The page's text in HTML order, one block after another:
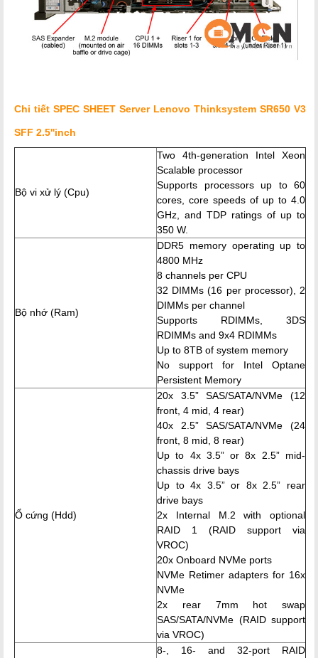
Chi tiết SPEC SHEET Server Lenovo Thinksystem SR650 V3
SFF 2.5''inch
Bộ vi xử lý (Cpu)
Two 4th-generation Intel Xeon
Scalable processor
Supports processors up to 60
cores, core speeds of up to 4.0
GHz, and TDP ratings of up to
350 W.
Bộ nhớ (Ram)
DDR5 memory operating up to
4800 MHz
8 channels per CPU
32 DIMMs (16 per processor), 2
DIMMs per channel
Supports RDIMMs, 3DS
RDIMMs and 9x4 RDIMMs
Up to 8TB of system memory
No support for Intel Optane
Persistent Memory
Ổ cứng (Hdd)
20x 3.5” SAS/SATA/NVMe (12
front, 4 mid, 4 rear)
40x 2.5” SAS/SATA/NVMe (24
front, 8 mid, 8 rear)
Up to 4x 3.5” or 8x 2.5” mid-
chassis drive bays
Up to 4x 3.5” or 8x 2.5” rear
drive bays
2x Internal M.2 with optional
RAID 1 (RAID support via
VROC)
20x Onboard NVMe ports
NVMe Retimer adapters for 16x
NVMe
2x rear 7mm hot swap
SAS/SATA/NVMe (RAID support
via VROC)
8-, 16- and 32-port RAID